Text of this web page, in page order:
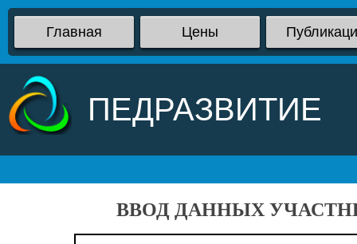
Главная Цены
ПЕДРАЗВИТИЕ
ВВОД ДАННЫХ